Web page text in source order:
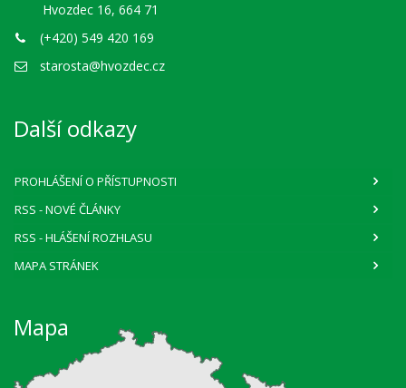
Hvozdec 16, 664 71
(+420) 549 420 169
starosta@hvozdec.cz
Další odkazy
PROHLÁŠENÍ O PŘÍSTUPNOSTI
RSS - NOVÉ ČLÁNKY
RSS - HLÁŠENÍ ROZHLASU
MAPA STRÁNEK
Mapa